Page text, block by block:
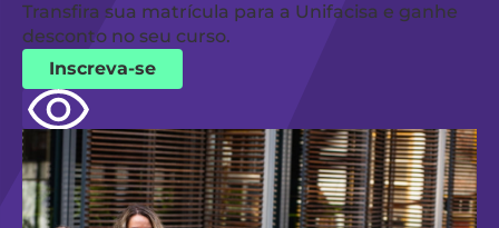
Transfira sua matrícula para a Unifacisa e ganhe
desconto no seu curso.
Inscreva-se